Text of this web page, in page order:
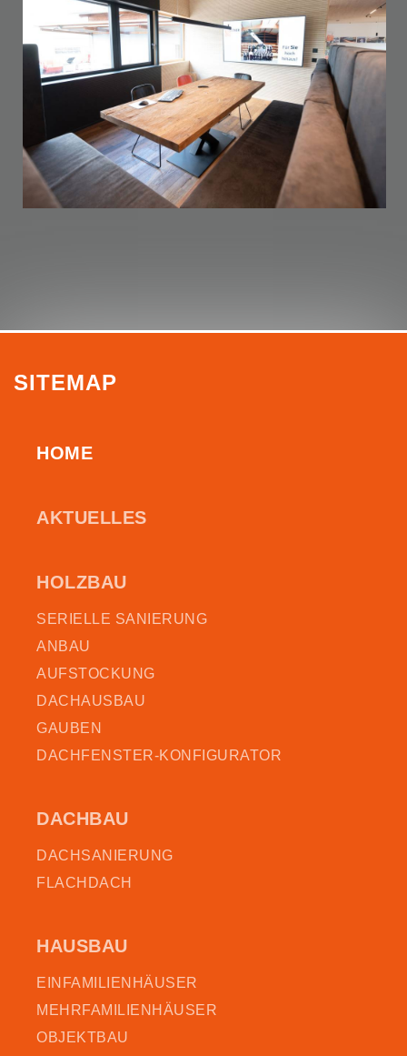
SITEMAP
HOME
AKTUELLES
HOLZBAU
SERIELLE SANIERUNG
ANBAU
AUFSTOCKUNG
DACHAUSBAU
GAUBEN
DACHFENSTER-KONFIGURATOR
DACHBAU
DACHSANIERUNG
FLACHDACH
HAUSBAU
EINFAMILIENHÄUSER
MEHRFAMILIENHÄUSER
OBJEKTBAU